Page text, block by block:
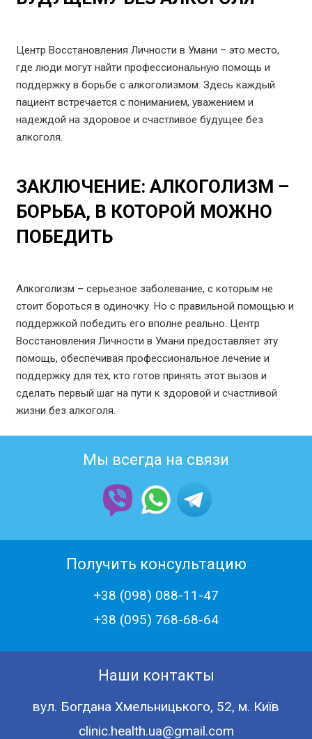
Центр Восстановления Личности в Умани – это место,
где люди могут найти профессиональную помощь и
поддержку в борьбе с алкоголизмом. Здесь каждый
пациент встречается с пониманием, уважением и
надеждой на здоровое и счастливое будущее без
алкоголя.
ЗАКЛЮЧЕНИЕ: АЛКОГОЛИЗМ –
БОРЬБА, В КОТОРОЙ МОЖНО
ПОБЕДИТЬ
Алкоголизм – серьезное заболевание, с которым не
стоит бороться в одиночку. Но с правильной помощью и
поддержкой победить его вполне реально. Центр
Восстановления Личности в Умани предоставляет эту
помощь, обеспечивая профессиональное лечение и
поддержку для тех, кто готов принять этот вызов и
сделать первый шаг на пути к здоровой и счастливой
жизни без алкоголя.
Мы всегда на связи
Получить консультацию
+38 (098) 088-11-47
+38 (‎095) 768-68-64
Наши контакты
вул. Богдана Хмельницького, 52, м. Київ
clinic.health.ua@gmail.com